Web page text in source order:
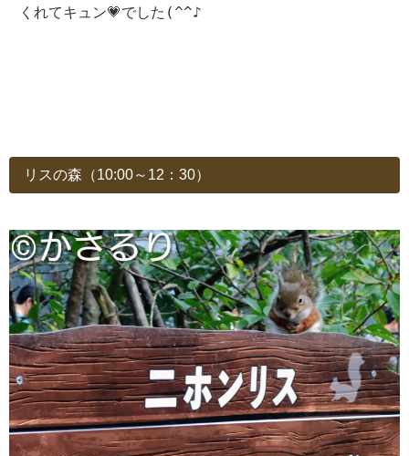
くれてキュン💗でした(^^♪
リスの森（10:00～12：30）